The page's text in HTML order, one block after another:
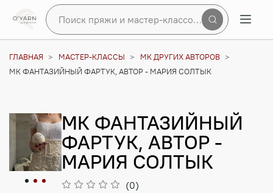
Поиск пряжи и мастер-классов по сайту
ГЛАВНАЯ МАСТЕР-КЛАССЫ
МК ДРУГИХ АВТОРОВ
МК ФАНТАЗИЙНЫЙ ФАРТУК, АВТОР - МАРИЯ СОЛТЫК
МК ФАНТАЗИЙНЫЙ
ФАРТУК, АВТОР -
МАРИЯ СОЛТЫК
(0)